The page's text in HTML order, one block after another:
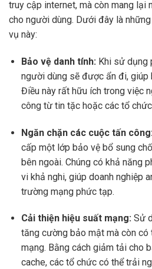
truy cập internet, mà còn mang lại
cho người dùng. Dưới đây là
vụ này:
Bảo vệ danh tính: Khi sử dụng
người dùng sẽ được ẩn đi, giúp
Điều này rất hữu ích trong việc
công từ tin tặc hoặc các tổ
Ngăn chặn các cuộc tấn công:
cấp một lớp bảo vệ bổ sung
bên ngoài. Chúng có khả năng
vi khả nghi, giúp doanh nghiệp
trường mạng phức tạp.
Cải thiện hiệu suất mạng: Sử
tăng cường bảo mật mà còn có
mạng. Bằng cách giảm tải cho
cache, các tổ chức có thể trải